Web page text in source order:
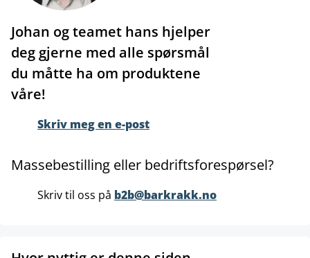
Johan og teamet hans hjelper
deg gjerne med alle spørsmål
du måtte ha om produktene
våre!
Skriv meg en e-post
Massebestilling eller bedriftsforespørsel?
Skriv til oss på b2b@barkrakk.no